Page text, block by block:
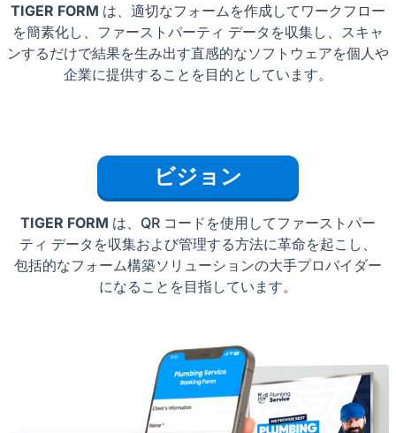
TIGER FORM は、適切なフォームを作成してワークフロー
を簡素化し、ファーストパーティ データを収集し、スキャ
ンするだけで結果を生み出す直感的なソフトウェアを個人や
企業に提供することを目的としています。
ビジョン
TIGER FORM は、QR コードを使用してファーストパー
ティ データを収集および管理する方法に革命を起こし、
包括的なフォーム構築ソリューションの大手プロバイダー
になることを目指しています。